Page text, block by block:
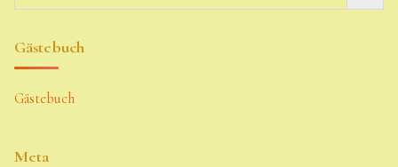
Gästebuch
Gästebuch
Meta